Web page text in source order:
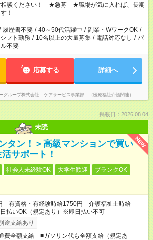
づき、週20時間以上勤務は社会保険への加入対象
※労働者派遣法（日雇い派遣の原則禁止）により、
間の就業はご案内が難しい場合があります
相談ください！ ★急募 ★職場が気に入れば、長期
！
/ 履歴書不要 / 40～50代活躍中 / 副業・WワークOK /
シフト勤務 / 10名以上の大量募集 / 電話対応なし / パ
不要
応募する 詳細へ
グループ株式会社 ケアサービス事業部 （医療福祉介護関連）
掲載日：2026.08.04
未読
NEW
タン！＞高級マンションで買い
サポート！
社会人未経験OK 大学生歓迎
ブランクOK
有資格・有経験時給1750円 介護福祉士時給
払いOK（規定あり）※即日払い不可
途支給あり
費全額支給 ■ガソリン代も全額支給（規定あ